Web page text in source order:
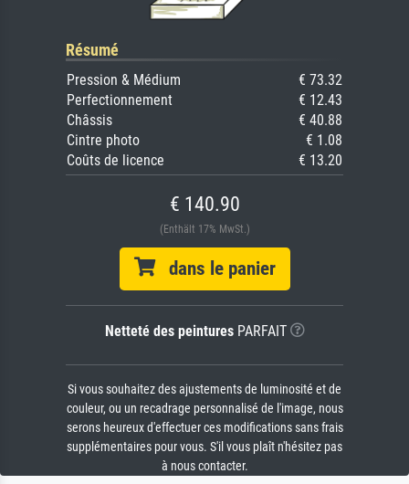
Résumé
Pression & Médium
€ 73.32
Perfectionnement
€ 12.43
Châssis
€ 40.88
Cintre photo
€ 1.08
Coûts de licence
€ 13.20
€ 140.90
(Enthält 17% MwSt.)
dans le panier
Netteté des peinturesPARFAIT
Si vous souhaitez des ajustements de luminosité et de
couleur, ou un recadrage personnalisé de l'image, nous
serons heureux d'effectuer ces modifications sans frais
supplémentaires pour vous. S'il vous plaît n'hésitez pas
à nous contacter.